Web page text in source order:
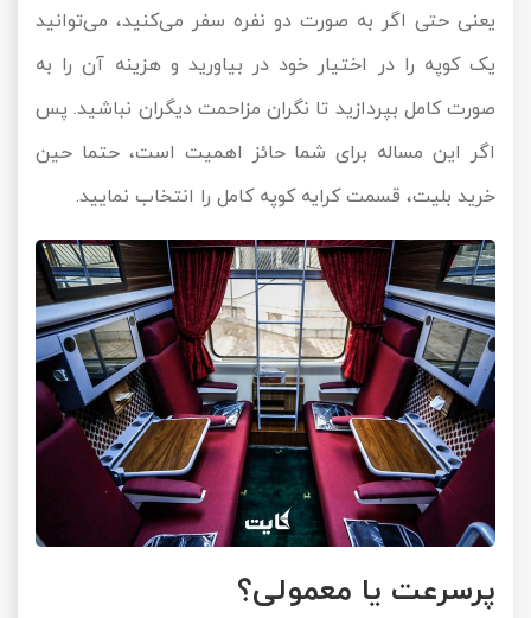
یعنی حتی اگر به صورت دو نفره سفر می‌کنید، می‌توانید
یک کوپه را در اختیار خود در بیاورید و هزینه آن را به
صورت کامل بپردازید تا نگران مزاحمت دیگران نباشید. پس
اگر این مساله برای شما حائز اهمیت است، حتما حین
خرید بلیت، قسمت کرایه کوپه کامل را انتخاب نمایید.
پرسرعت یا معمولی؟